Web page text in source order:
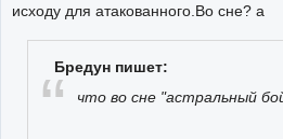
исходу для атакованного.Во сне? а
Бредун пишет:
что во сне "астральный